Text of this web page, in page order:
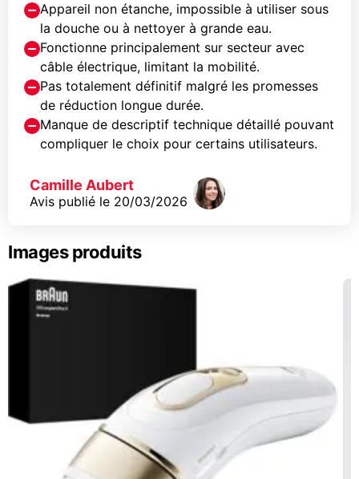
Appareil non étanche, impossible à utiliser sous
la douche ou à nettoyer à grande eau.
Fonctionne principalement sur secteur avec
câble électrique, limitant la mobilité.
Pas totalement définitif malgré les promesses
de réduction longue durée.
Manque de descriptif technique détaillé pouvant
compliquer le choix pour certains utilisateurs.
Camille Aubert
Avis publié le 20/03/2026
Images produits